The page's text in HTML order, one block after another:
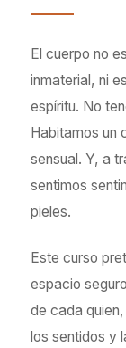
El cuerpo no
inmaterial, ni
espíritu. No
Habitamos un
sensual. Y, a
sentimos
pieles.
Este curso
espacio
de cada
los sentidos y